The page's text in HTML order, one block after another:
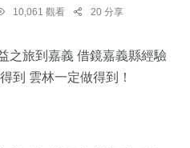
10,061 觀看 20 分享